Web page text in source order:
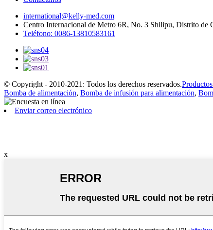
international@kelly-med.com
Centro Internacional de Metro 6R, No. 3 Shilipu, Distrito de
Teléfono: 0086-13810583161
© Copyright - 2010-2021: Todos los derechos reservados.
Bomba de alimentación, Bomba de infusión para alimentación,
Enviar correo electrónico
x